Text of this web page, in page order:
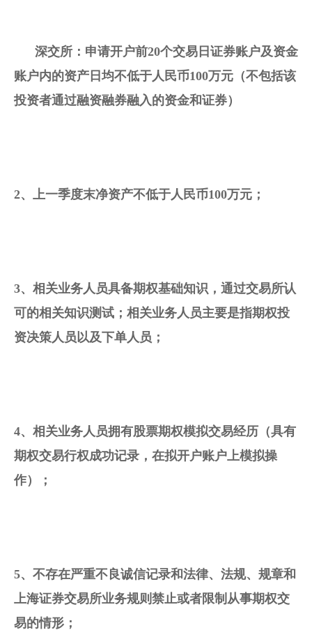
深交所：申请开户前20个交易日证券账户及资金
账户内的资产日均不低于人民币100万元（不包括该
投资者通过融资融券融入的资金和证券）
2、上一季度末净资产不低于人民币100万元；
3、相关业务人员具备期权基础知识，通过交易所认
可的相关知识测试；相关业务人员主要是指期权投
资决策人员以及下单人员；
4、相关业务人员拥有股票期权模拟交易经历（具有
期权交易行权成功记录，在拟开户账户上模拟操
作）；
5、不存在严重不良诚信记录和法律、法规、规章和
上海证券交易所业务规则禁止或者限制从事期权交
易的情形；